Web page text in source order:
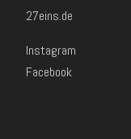
27eins.de
Instagram
Facebook